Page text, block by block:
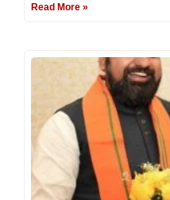
Read More »